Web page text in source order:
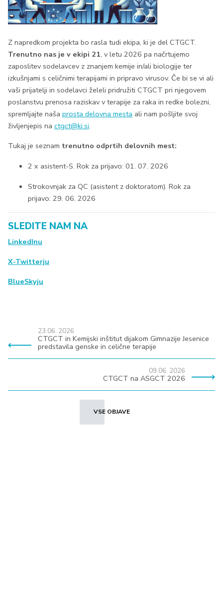
Z napredkom projekta bo rasla tudi ekipa, ki je del CTGCT.
Trenutno nas je v ekipi 21, v letu 2026 pa načrtujemo
zaposlitev sodelavcev z znanjem kemije in/ali biologije ter
izkušnjami s celičnimi terapijami in pripravo virusov. Če bi se vi ali
vaši prijatelji in sodelavci želeli pridružiti CTGCT pri njegovem
poslanstvu prenosa raziskav v terapije za raka in redke bolezni,
spremljajte naša prosta delovna mesta ali nam pošljite svoj
življenjepis na ctgct@ki.si.
Tukaj je seznam trenutno odprtih delovnih mest:
2 x asistent-S. Rok za prijavo: 01. 07. 2026
Strokovnjak za QC (asistent z doktoratom). Rok za
prijavo: 29. 06. 2026
SLEDITE NAM NA
LinkedInu
X-Twitterju
BlueSkyju
23.06. 2026
CTGCT in Kemijski inštitut dijakom Gimnazije Jesenice
predstavila genske in celične terapije
09.06. 2026
CTGCT na ASGCT 2026
VSE OBJAVE